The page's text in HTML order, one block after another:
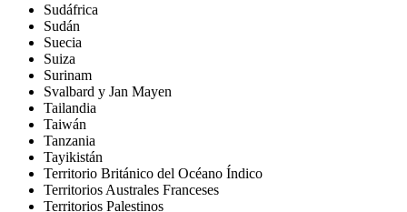
Sudáfrica
Sudán
Suecia
Suiza
Surinam
Svalbard y Jan Mayen
Tailandia
Taiwán
Tanzania
Tayikistán
Territorio Británico del Océano Índico
Territorios Australes Franceses
Territorios Palestinos